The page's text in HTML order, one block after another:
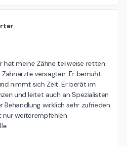
hat meine Zähne teilweise retten
versagten. Er bemüht
nimmt sich Zeit. Er berät im
und leitet auch an Spezialisten
Behandlung wirklich sehr zufrieden
nur weiterempfehlen.